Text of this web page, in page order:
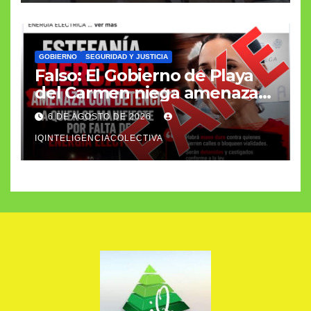
GOBIERNO SEGURIDAD Y JUSTICIA
Falso: El Gobierno de Playa
del Carmen niega amenazas
a manifestantes por
apagones de la CFE
6 DE AGOSTO DE 2026
IQINTELIGENCIACOLECTIVA